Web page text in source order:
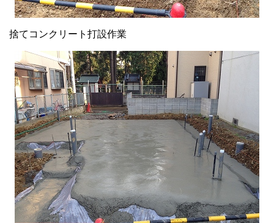
捨てコンクリート打設作業